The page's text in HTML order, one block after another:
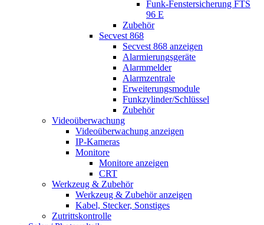
Funk-Fenstersicherung FTS
96 E
Zubehör
Secvest 868
Secvest 868 anzeigen
Alarmierungsgeräte
Alarmmelder
Alarmzentrale
Erweiterungsmodule
Funkzylinder/Schlüssel
Zubehör
Videoüberwachung
Videoüberwachung anzeigen
IP-Kameras
Monitore
Monitore anzeigen
CRT
Werkzeug & Zubehör
Werkzeug & Zubehör anzeigen
Kabel, Stecker, Sonstiges
Zutrittskontrolle